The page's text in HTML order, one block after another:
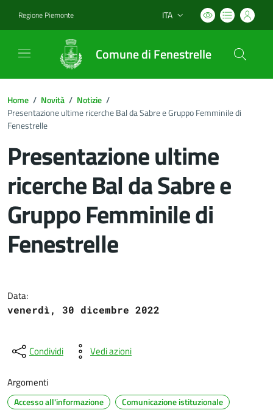
Regione Piemonte Lingua attiva:
ITA
Comune di Fenestrelle
Home / Novità / Notizie /
Presentazione ultime ricerche Bal da Sabre e Gruppo Femminile di
Fenestrelle
Presentazione ultime
ricerche Bal da Sabre e
Gruppo Femminile di
Fenestrelle
Data:
venerdì, 30 dicembre 2022
Condividi Vedi azioni
Argomenti
Accesso all'informazione
Comunicazione istituzionale